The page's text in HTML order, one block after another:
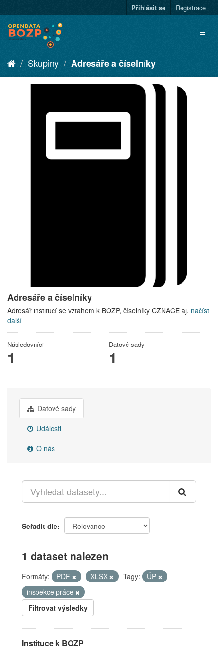
Přihlásit se Registrace
Skupiny Adresáře a číselníky
Adresáře a číselníky
Adresář institucí se vztahem k BOZP, číselníky CZNACE aj. načíst
další
Následovníci
1
Datové sady
1
Datové sady
Události
O nás
Seřadit dle
1 dataset nalezen
Formáty: PDF XLSX Tagy:
ÚP
inspekce práce
Filtrovat výsledky
Instituce k BOZP